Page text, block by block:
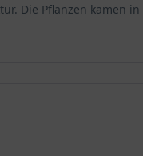
Die Pflanzen kamen